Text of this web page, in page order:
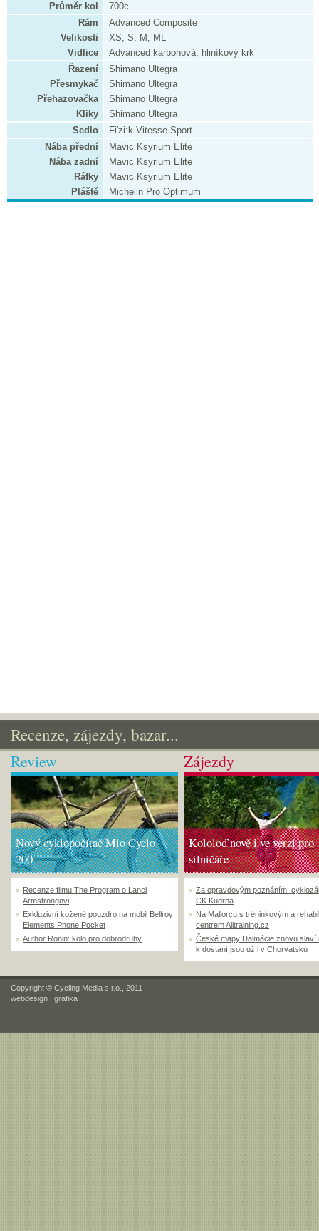
Průměr kol
700c
Rám
Advanced Composite
Velikosti
XS, S, M, ML
Vidlice
Advanced karbonová, hliníkový krk
Řazení
Shimano Ultegra
Přesmykač
Shimano Ultegra
Přehazovačka
Shimano Ultegra
Kliky
Shimano Ultegra
Sedlo
Fi'zi:k Vitesse Sport
Nába přední
Mavic Ksyrium Elite
Nába zadní
Mavic Ksyrium Elite
Ráfky
Mavic Ksyrium Elite
Pláště
Michelin Pro Optimum
Recenze, zájezdy, bazar...
Review
Nový cyklopočítač Mio Cyclo
200
Recenze filmu The Program o Lanci
Armstrongovi
Exkluzivní kožené pouzdro na mobil Bellroy
Elements Phone Pocket
Author Ronin: kolo pro dobrodruhy
Zájezdy
Kololoď nově i ve verzi pro
silničáře
Za opravdovým poznáním:
CK Kudrna
Na Mallorcu s tréninkovým a
centrem Alltraining.cz
České mapy Dalmácie znovu slaví
k dostání jsou už i v Chorvatsku
Copyright © Cycling Media s.r.o., 2011
webdesign | grafika